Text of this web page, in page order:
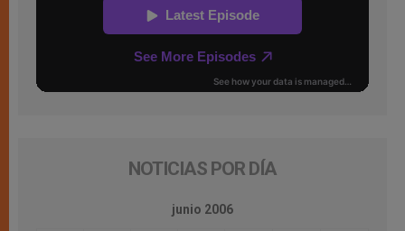
NOTICIAS POR DÍA
junio 2006